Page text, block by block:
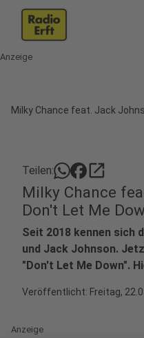
Anzeige
Milky Chance feat. Jack
Teilen: open_in_new
Milky Chance
Don't Let Me
Seit 2018 kennen sich
und Jack Johnson.
"Don't Let Me Down".
Veröffentlicht: Freitag,
Anzeige